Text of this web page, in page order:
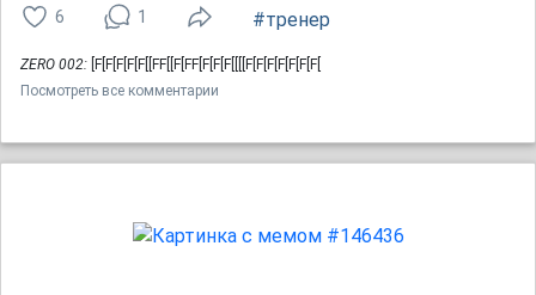
6 1 #тренер
ZERO 002: [F[F[F[F[F[[FF[[F[FF[F[F[F[[[[F[F[F[F[F[F[F[
Посмотреть все комментарии